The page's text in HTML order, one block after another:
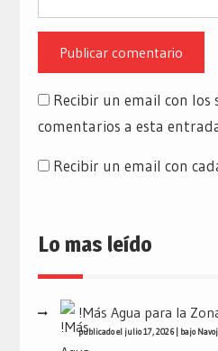
Recibir un email con los
comentarios a esta
Recibir un email con
Lo mas leído
!Más Agua para la
publicado el julio 17, 2026| bajo